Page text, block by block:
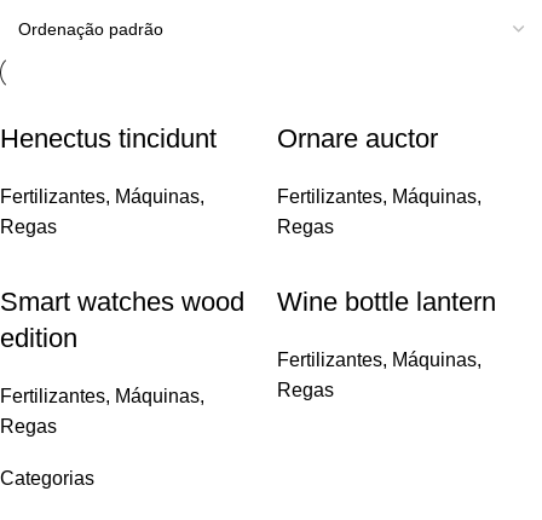
Categorias
Henectus tincidunt
Fertilizantes, Máquinas,
Regas
Ornare auctor
Fertilizantes, Máquinas,
Regas
Smart watches wood
edition
Fertilizantes, Máquinas,
Regas
Wine bottle lantern
Fertilizantes, Máquinas,
Regas